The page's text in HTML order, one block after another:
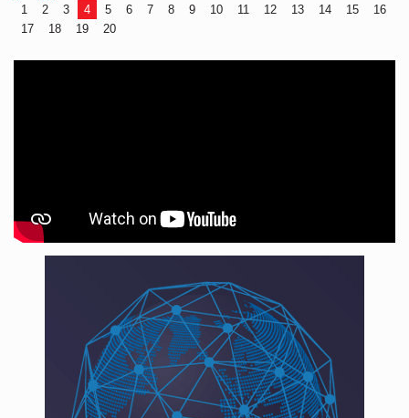
1 2 3 4 5 6 7 8 9 10 11 12 13 14 15
16
17
18 19 20